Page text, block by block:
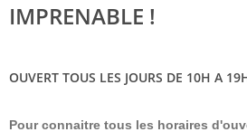
IMPRENABLE !
OUVERT TOUS LES JOURS DE 10H A
Pour connaitre tous les horaires